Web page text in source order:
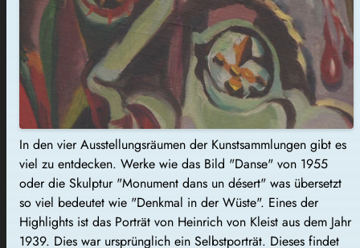
In den vier Ausstellungsräumen der Kunstsammlungen gibt es
viel zu entdecken. Werke wie das Bild "Danse" von 1955
oder die Skulptur "Monument dans un désert" was übersetzt
so viel bedeutet wie "Denkmal in der Wüste". Eines der
Highlights ist das Porträt von Heinrich von Kleist aus dem Jahr
1939. Dies war ursprünglich ein Selbstporträt. Dieses findet